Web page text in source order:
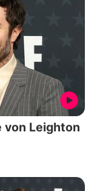
von Leighton